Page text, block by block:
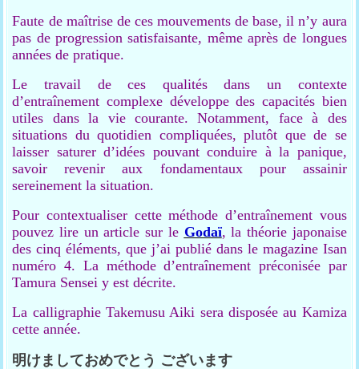
Faute de maîtrise de ces mouvements de base, il n’y aura
pas de progression satisfaisante, même après de longues
années de pratique.
Le travail de ces qualités dans un contexte
d’entraînement complexe développe des capacités bien
utiles dans la vie courante. Notamment, face à des
situations du quotidien compliquées, plutôt que de se
laisser saturer d’idées pouvant conduire à la panique,
savoir revenir aux fondamentaux pour assainir
sereinement la situation.
Pour contextualiser cette méthode d’entraînement vous
pouvez lire un article sur le Godaï, la théorie japonaise
des cinq éléments, que j’ai publié dans le magazine Isan
numéro 4. La méthode d’entraînement préconisée par
Tamura Sensei y est décrite.
La calligraphie Takemusu Aiki sera disposée au Kamiza
cette année.
明けましておめでとう ございます